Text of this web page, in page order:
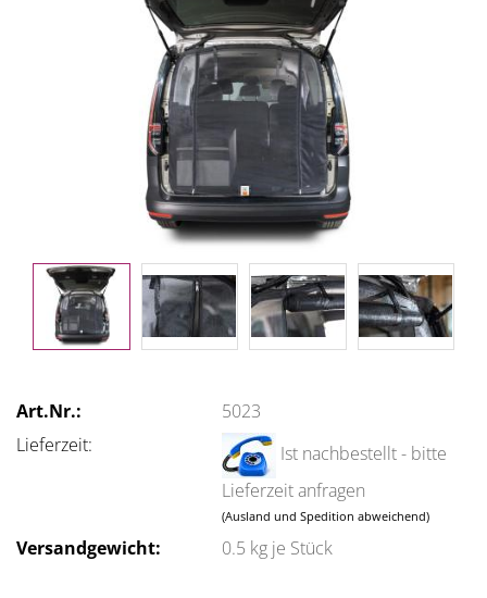
Art.Nr.:
5023
Lieferzeit:
Ist nachbestellt - bitte
Lieferzeit anfragen
(Ausland und Spedition abweichend)
Versandgewicht: 0.5 kg je Stück